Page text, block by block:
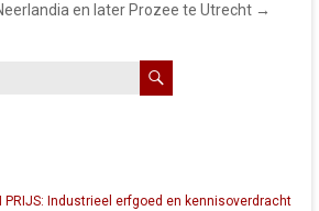
en later Prozee te Utrecht →
PRIJS: Industrieel erfgoed en kennisoverdracht